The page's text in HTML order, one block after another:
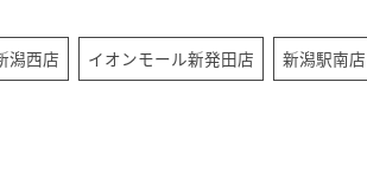
潟西店 イオンモール新発田店 新潟駅南店